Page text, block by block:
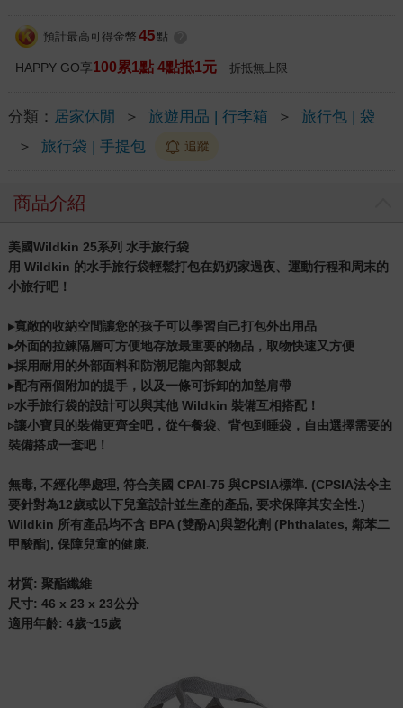
預計最高可得金幣 45 點
HAPPY GO享100累1點 4點抵1元 折抵無上限
分類： 居家休閒 ＞ 旅遊用品 | 行李箱 ＞
旅行包 | 袋
＞
旅行袋 | 手提包 追蹤
商品介紹
美國Wildkin 25系列 水手旅行袋
用 Wildkin 的水手旅行袋輕鬆打包在奶奶家過夜、運動行程和周末的
小旅行吧！
▸寬敞的收納空間讓您的孩子可以學習自己打包外出用品
▸外面的拉鍊隔層可方便地存放最重要的物品，取物快速又方便
▸採用耐用的外部面料和防潮尼龍內部製成
▸配有兩個附加的提手，以及一條可拆卸的加墊肩帶
▹水手旅行袋的設計可以與其他 Wildkin 裝備互相搭配！
▹讓小寶貝的裝備更齊全吧，從午餐袋、背包到睡袋，自由選擇需要的
裝備搭成一套吧！
無毒, 不經化學處理, 符合美國 CPAI-75 與CPSIA標準. (CPSIA法令主
要針對為12歲或以下兒童設計並生產的產品, 要求保障其安全性.)
Wildkin 所有產品均不含 BPA (雙酚A)與塑化劑 (Phthalates, 鄰苯二
甲酸酯), 保障兒童的健康.
材質: 聚酯纖維
尺寸: 46 x 23 x 23公分
適用年齡: 4歲~15歲